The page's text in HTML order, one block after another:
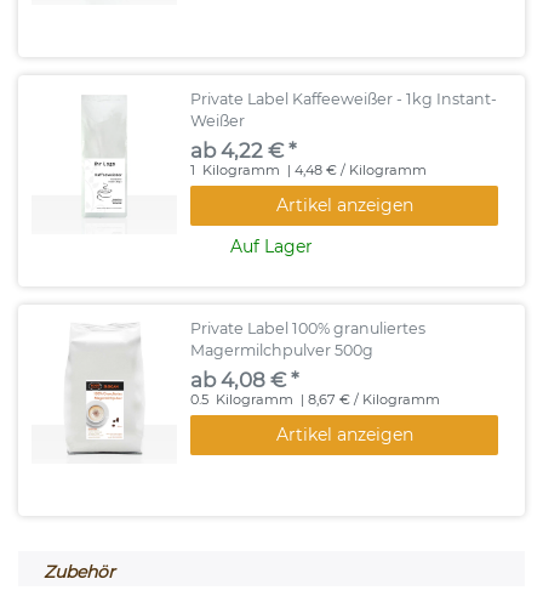
Private Label Kaffeeweißer - 1kg Instant-
Weißer
ab 4,22 € *
1 Kilogramm | 4,48 € / Kilogramm
Artikel anzeigen
Auf Lager
Private Label 100% granuliertes
Magermilchpulver 500g
ab 4,08 € *
0.5 Kilogramm | 8,67 € / Kilogramm
Artikel anzeigen
Zubehör